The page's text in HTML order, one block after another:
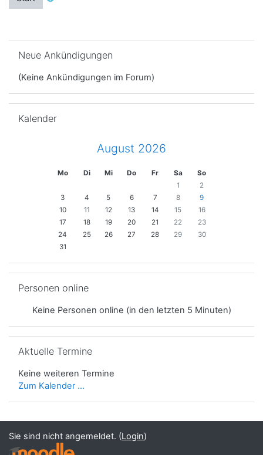
Neue Ankündigungen
(Keine Ankündigungen im Forum)
Kalender
August 2026
Mo Di Mi Do Fr Sa
So
1
2
3
4 5 6 7 8
9
10
11 12 13 14 15
16
17
18 19 20 21 22
23
24
25 26 27 28 29
30
31
Personen online
Keine Personen online (in den letzten 5 Minuten)
Aktuelle Termine
Keine weiteren Termine
Zum Kalender ...
Sie sind nicht angemeldet. (Login)